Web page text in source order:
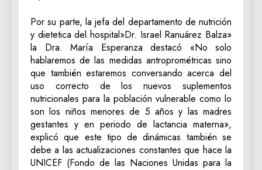
‎Por su parte, la jefa del departamento de nutrición
y dietetica del hospital»Dr. Israel Ranuárez Balza»
la Dra. María Esperanza destacó «No solo
hablaremos de las medidas antroprométricas sino
que también estaremos conversando acerca del
uso correcto de los nuevos suplementos
nutricionales para la población vulnerable como lo
son los niños menores de 5 años y las madres
gestantes y en periodo de lactancia materna»,
explicó que este tipo de dinámicas también se
debe a las actualizaciones constantes que hace la
UNICEF (Fondo de las Naciones Unidas para la